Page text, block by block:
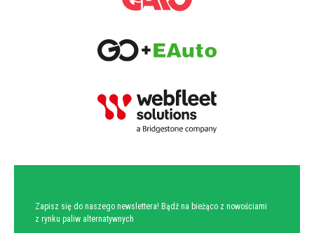
Zapisz się do naszego newslettera! Bądź na bieżąco z nowościami
z rynku paliw alternatywnych